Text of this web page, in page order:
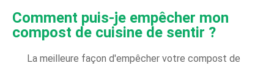
Comment puis-je empêcher mon
compost de cuisine de sentir ?
La meilleure façon d'empêcher votre compost de